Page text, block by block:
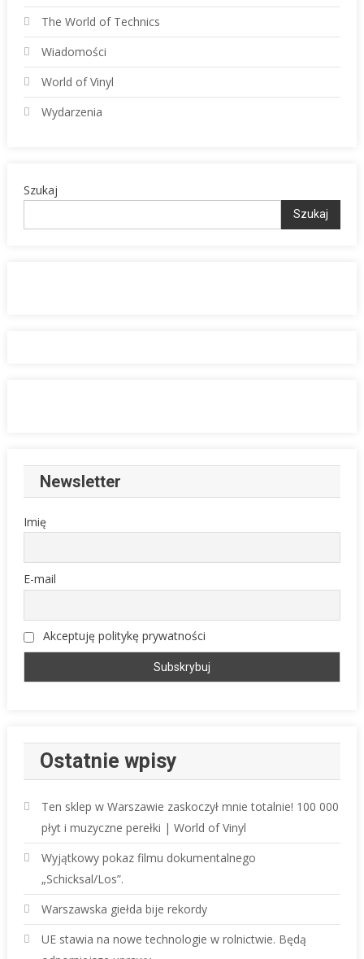
The World of Technics
Wiadomości
World of Vinyl
Wydarzenia
Szukaj
Szukaj
Newsletter
Imię
E-mail
Akceptuję politykę prywatności
Ostatnie wpisy
Ten sklep w Warszawie zaskoczył mnie totalnie! 100 000
płyt i muzyczne perełki | World of Vinyl
Wyjątkowy pokaz filmu dokumentalnego
„Schicksal/Los”.
Warszawska giełda bije rekordy
UE stawia na nowe technologie w rolnictwie. Będą